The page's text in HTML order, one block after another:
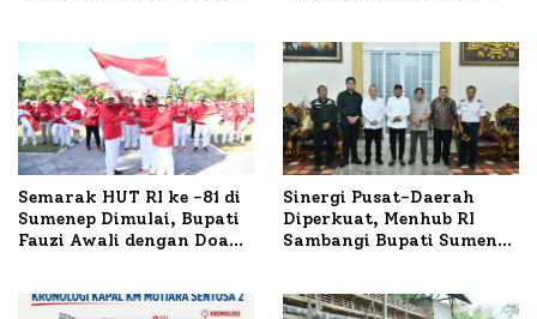
Semarak HUT RI ke -81 di
Sumenep Dimulai, Bupati
Fauzi Awali dengan Doa
Sinergi Pusat-Daerah
Diperkuat, Menhub RI
Sambangi Bupati Sumenep